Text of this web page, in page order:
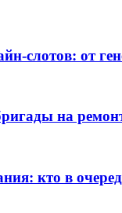
слотов: от
на
кто в